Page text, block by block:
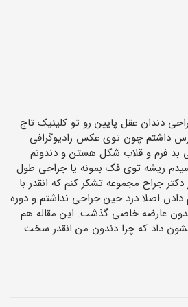
دندان عقل پایین رو تو کلینیک تاج
داشتم چون توی عکس رادیوگرافی
فرم و قلاب ‌شکل هستن و دندونم
ریشه توی فک بمونه یا جراحی طول
جراح مجموعه تشکر کنم که انقدر با
اصلا درد حین جراحی نداشتم و دوره
عارضه خاصی گذشت. این مقاله هم
نشون داد که چرا دندون من انقدر سخت